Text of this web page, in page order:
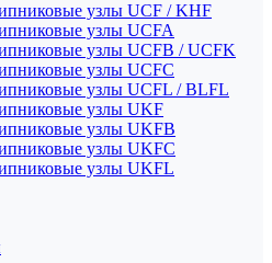
узлы UCF / KHF
узлы UCFA
узлы UCFB / UCFK
узлы UCFC
узлы UCFL / BLFL
узлы UKF
узлы UKFB
узлы UKFC
узлы UKFL